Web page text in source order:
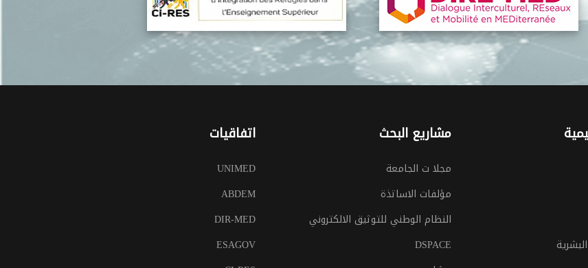
مشاريع البحث
مجلا ت الجامعة
مؤلفات الاساتذة
النظام الوطني للتوثيق الالكتروني
DSPACE
اتفاقيات
UNIMED
ABDEM
DIR-MED
ESAGOV